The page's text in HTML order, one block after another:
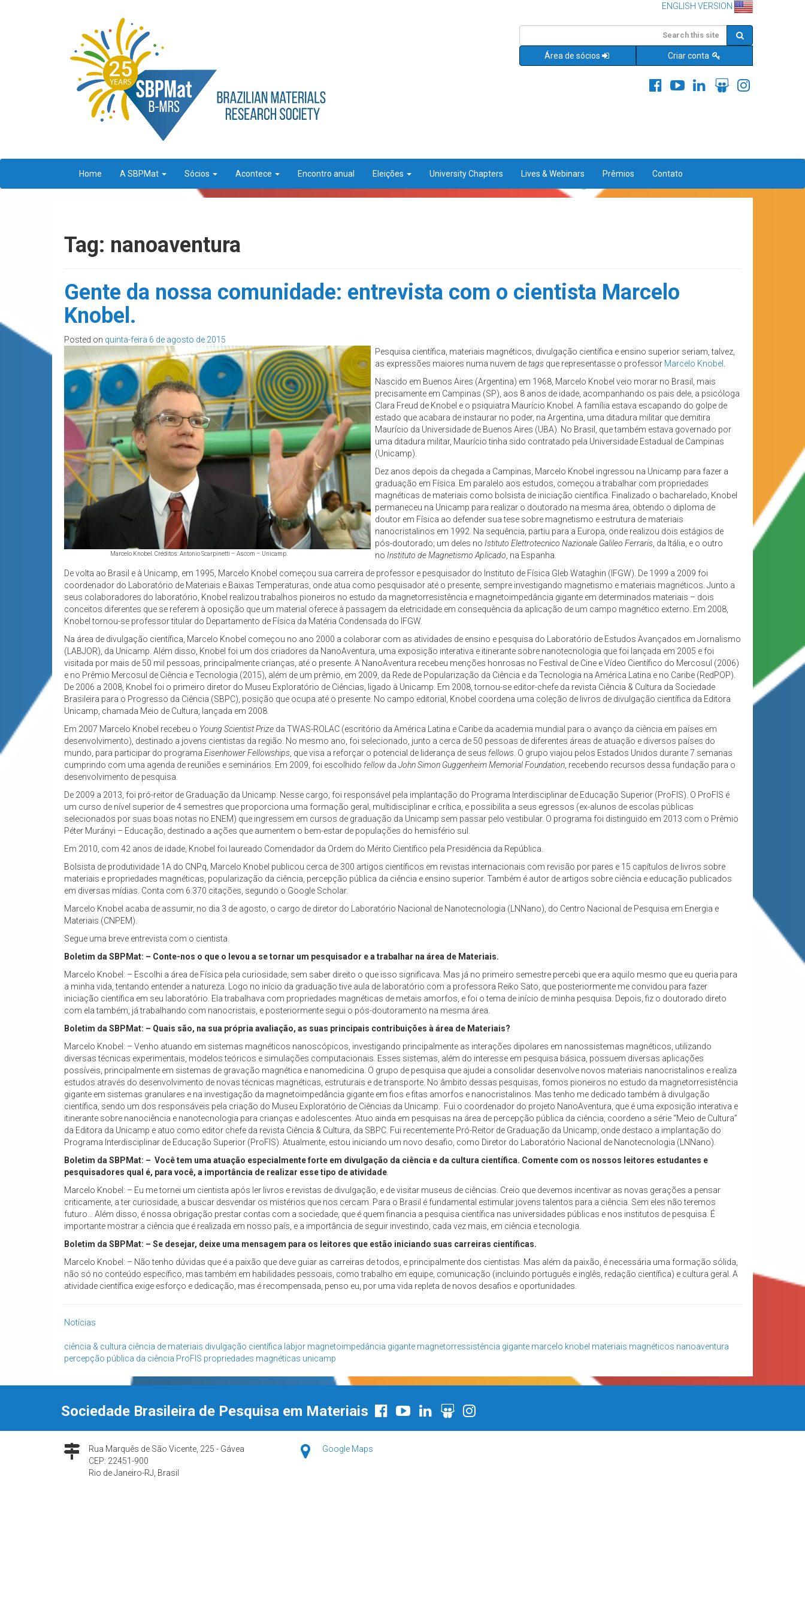
ENGLISH VERSION
Área de sócios Criar conta
Home A SBPMat Sócios Acontece Encontro anual Eleições University Chapters Lives & Webinars Prêmios Contato
Tag: nanoaventura
Gente da nossa comunidade: entrevista com o cientista Marcelo
Knobel.
Posted on quinta-feira 6 de agosto de 2015
Marcelo Knobel. Créditos: Antonio Scarpinetti – Ascom – Unicamp.
Pesquisa científica, materiais magnéticos, divulgação científica e ensino superior seriam, talvez,
as expressões maiores numa nuvem detags que representasse o professor Marcelo Knobel
Nascido em Buenos Aires (Argentina) em 1968, Marcelo Knobel veio morar no Brasil, mais
precisamente em Campinas (SP), aos 8 anos de idade, acompanhando os pais dele, a psicóloga
Clara Freud de Knobel e o psiquiatra Maurício Knobel. A família estava escapando do golpe de
estado que acabara de instaurar no poder, na Argentina, uma ditadura militar que demitira
Maurício da Universidade de Buenos Aires (UBA). No Brasil, que também estava governado por
uma ditadura militar, Maurício tinha sido contratado pela Universidade Estadual de Campinas
(Unicamp).
Dez anos depois da chegada a Campinas, Marcelo Knobel ingressou na Unicamp para fazer a
graduação em Física. Em paralelo aos estudos, começou a trabalhar com propriedades
magnéticas de materiais como bolsista de iniciação científica. Finalizado o bacharelado, Knobel
permaneceu na Unicamp para realizar o doutorado na mesma área, obtendo o diploma de
doutor em Física ao defender sua tese sobre magnetismo e estrutura de materiais
nanocristalinos em 1992. Na sequência, partiu para a Europa, onde realizou dois estágios de
pós-doutorado; um deles no Istituto Elettrotecnico Nazionale Galileo Ferraris , da Itália, e o outro
no Instituto de Magnetismo Aplicado , na Espanha.
De volta ao Brasil e à Unicamp, em 1995, Marcelo Knobel começou sua carreira de professor e pesquisador do Instituto de Física Gleb Wataghin (IFGW). De 1999 a 2009 foi
coordenador do Laboratório de Materiais e Baixas Temperaturas, onde atua como pesquisador até o presente, sempre investigando magnetismo e materiais magnéticos. Junto a
seus colaboradores do laboratório, Knobel realizou trabalhos pioneiros no estudo da magnetorresistência e magnetoimpedância gigante em determinados materiais – dois
conceitos diferentes que se referem à oposição que um material oferece à passagem da eletricidade em consequência da aplicação de um campo magnético externo. Em 2008,
Knobel tornou-se professor titular do Departamento de Física da Matéria Condensada do IFGW.
Na área de divulgação científica, Marcelo Knobel começou no ano 2000 a colaborar com as atividades de ensino e pesquisa do Laboratório de Estudos Avançados em Jornalismo
(LABJOR), da Unicamp. Além disso, Knobel foi um dos criadores da NanoAventura, uma exposição interativa e itinerante sobre nanotecnologia que foi lançada em 2005 e foi
visitada por mais de 50 mil pessoas, principalmente crianças, até o presente. A NanoAventura recebeu menções honrosas no Festival de Cine e Vídeo Científico do Mercosul (2006)
e no Prêmio Mercosul de Ciência e Tecnologia (2015), além de um prêmio, em 2009, da Rede de Popularização da Ciência e da Tecnologia na América Latina e no Caribe (RedPOP).
De 2006 a 2008, Knobel foi o primeiro diretor do Museu Exploratório de Ciências, ligado à Unicamp. Em 2008, tornou-se editor-chefe da revista Ciência & Cultura da Sociedade
Brasileira para o Progresso da Ciência (SBPC), posição que ocupa até o presente. No campo editorial, Knobel coordena uma coleção de livros de divulgação científica da Editora
Unicamp, chamada Meio de Cultura, lançada em 2008.
Em 2007 Marcelo Knobel recebeu o Young Scientist Prize da TWAS-ROLAC (escritório da América Latina e Caribe da academia mundial para o avanço da ciência em países em
desenvolvimento), destinado a jovens cientistas da região. No mesmo ano, foi selecionado, junto a cerca de 50 pessoas de diferentes áreas de atuação e diversos países do
mundo, para participar do programa Eisenhower Fellowships , que visa a reforçar o potencial de liderança de seus fellows . O grupo viajou pelos Estados Unidos durante 7 semanas
cumprindo com uma agenda de reuniões e seminários. Em 2009, foi escolhido fellowda John Simon Guggenheim Memorial Foundation , recebendo recursos dessa fundação para o
desenvolvimento de pesquisa.
De 2009 a 2013, foi pró-reitor de Graduação da Unicamp. Nesse cargo, foi responsável pela implantação do Programa Interdisciplinar de Educação Superior (ProFIS). O ProFIS é
um curso de nível superior de 4 semestres que proporciona uma formação geral, multidisciplinar e crítica, e possibilita a seus egressos (ex-alunos de escolas públicas
selecionados por suas boas notas no ENEM) que ingressem em cursos de graduação da Unicamp sem passar pelo vestibular. O programa foi distinguido em 2013 com o Prêmio
Péter Murányi – Educação, destinado a ações que aumentem o bem-estar de populações do hemisfério sul.
Em 2010, com 42 anos de idade, Knobel foi laureado Comendador da Ordem do Mérito Científico pela Presidência da República.
Bolsista de produtividade 1A do CNPq, Marcelo Knobel publicou cerca de 300 artigos científicos em revistas internacionais com revisão por pares e 15 capítulos de livros sobre
materiais e propriedades magnéticas, popularização da ciência, percepção pública da ciência e ensino superior. Também é autor de artigos sobre ciência e educação publicados
em diversas mídias. Conta com 6.370 citações, segundo o Google Scholar.
Marcelo Knobel acaba de assumir, no dia 3 de agosto, o cargo de diretor do Laboratório Nacional de Nanotecnologia (LNNano), do Centro Nacional de Pesquisa em Energia e
Materiais (CNPEM).
Segue uma breve entrevista com o cientista.
Boletim da SBPMat: – Conte-nos o que o levou a se tornar um pesquisador e a trabalhar na área de Materiais.
Marcelo Knobel: – Escolhi a área de Física pela curiosidade, sem saber direito o que isso significava. Mas já no primeiro semestre percebi que era aquilo mesmo que eu queria para
a minha vida, tentando entender a natureza. Logo no início da graduação tive aula de laboratório com a professora Reiko Sato, que posteriormente me convidou para fazer
iniciação científica em seu laboratório. Ela trabalhava com propriedades magnéticas de metais amorfos, e foi o tema de início de minha pesquisa. Depois, fiz o doutorado direto
com ela também, já trabalhando com nanocristais, e posteriormente segui o pós-doutoramento na mesma área.
Boletim da SBPMat: – Quais são, na sua própria avaliação, as suas principais contribuições à área de Materiais?
Marcelo Knobel: – Venho atuando em sistemas magnéticos nanoscópicos, investigando principalmente as interações dipolares em nanossistemas magnéticos, utilizando
diversas técnicas experimentais, modelos teóricos e simulações computacionais. Esses sistemas, além do interesse em pesquisa básica, possuem diversas aplicações
possíveis, principalmente em sistemas de gravação magnética e nanomedicina. O grupo de pesquisa que ajudei a consolidar desenvolve novos materiais nanocristalinos e realiza
estudos através do desenvolvimento de novas técnicas magnéticas, estruturais e de transporte. No âmbito dessas pesquisas, fomos pioneiros no estudo da magnetorresistência
gigante em sistemas granulares e na investigação da magnetoimpedância gigante em fios e fitas amorfos e nanocristalinos. Mas tenho me dedicado também à divulgação
científica, sendo um dos responsáveis pela criação do Museu Exploratório de Ciências da Unicamp. Fui o coordenador do projeto NanoAventura, que é uma exposição interativa e
itinerante sobre nanociência e nanotecnologia para crianças e adolescentes. Atuo ainda em pesquisas na área de percepção pública da ciência, coordeno a série “Meio de Cultura”
da Editora da Unicamp e atuo como editor chefe da revista Ciência & Cultura, da SBPC. Fui recentemente Pró-Reitor de Graduação da Unicamp, onde destaco a implantação do
Programa Interdisciplinar de Educação Superior (ProFIS). Atualmente, estou iniciando um novo desafio, como Diretor do Laboratório Nacional de Nanotecnologia (LNNano).
Boletim da SBPMat: – Você tem uma atuação especialmente forte em divulgação da ciência e da cultura científica. Comente com os nossos leitores estudantes e
pesquisadores qual é, para você, a importância de realizar esse tipo de atividade
Marcelo Knobel: – Eu me tornei um cientista após ler livros e revistas de divulgação, e de visitar museus de ciências. Creio que devemos incentivar as novas gerações a pensar
criticamente, a ter curiosidade, a buscar desvendar os mistérios que nos cercam. Para o Brasil é fundamental estimular jovens talentos para a ciência. Sem eles não teremos
futuro… Além disso, é nossa obrigação prestar contas com a sociedade, que é quem financia a pesquisa científica nas universidades públicas e nos institutos de pesquisa. É
importante mostrar a ciência que é realizada em nosso país, e a importância de seguir investindo, cada vez mais, em ciência e tecnologia.
Boletim da SBPMat: – Se desejar, deixe uma mensagem para os leitores que estão iniciando suas carreiras científicas.
Marcelo Knobel: – Não tenho dúvidas que é a paixão que deve guiar as carreiras de todos, e principalmente dos cientistas. Mas além da paixão, é necessária uma formação sólida,
não só no conteúdo específico, mas também em habilidades pessoais, como trabalho em equipe, comunicação (incluindo português e inglês, redação científica) e cultura geral. A
atividade científica exige esforço e dedicação, mas é recompensada, penso eu, por uma vida repleta de novos desafios e oportunidades.
Notícias
ciência & cultura ciência de materiais divulgação científica labjor magnetoimpedância gigante magnetorressistência gigante marcelo knobel materiais magnéticos nanoaventura
percepção pública da ciência ProFIS propriedades magnéticas unicamp
Sociedade Brasileira de Pesquisa em Materiais
Rua Marquês de São Vicente, 225 - Gávea
CEP: 22451-900
Rio de Janeiro-RJ, Brasil
Google Maps